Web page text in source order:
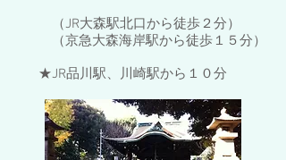
（JR大森駅北口から徒歩２分）
（京急大森海岸駅から徒歩１５分）
★JR品川駅、川崎駅から１０分